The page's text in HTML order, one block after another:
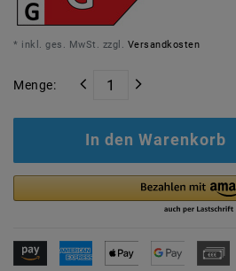
* inkl. ges. MwSt. zzgl. Versandkosten
Menge:
In den Warenkorb